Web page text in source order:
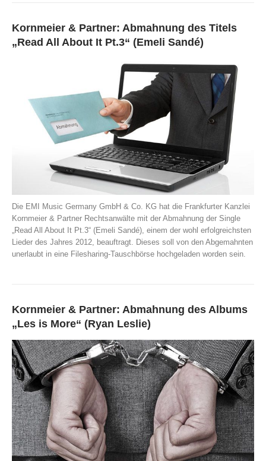
Kornmeier & Partner: Abmahnung des Titels
„Read All About It Pt.3“ (Emeli Sandé)
Die EMI Music Germany GmbH & Co. KG hat die Frankfurter Kanzlei
Kornmeier & Partner Rechtsanwälte mit der Abmahnung der Single
„Read All About It Pt.3“ (Emeli Sandé), einem der wohl erfolgreichsten
Lieder des Jahres 2012, beauftragt. Dieses soll von den Abgemahnten
unerlaubt in eine Filesharing-Tauschbörse hochgeladen worden sein.
Kornmeier & Partner: Abmahnung des Albums
„Les is More“ (Ryan Leslie)